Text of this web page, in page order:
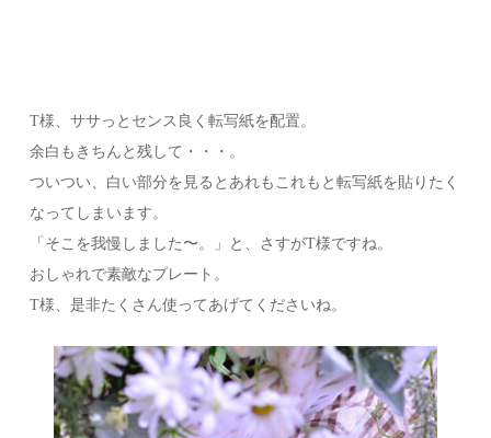
T様、ササっとセンス良く転写紙を配置。
余白もきちんと残して・・・。
ついつい、白い部分を見るとあれもこれもと転写紙を貼りたく
なってしまいます。
「そこを我慢しました〜。」と、さすがT様ですね。
おしゃれで素敵なプレート。
T様、是非たくさん使ってあげてくださいね。